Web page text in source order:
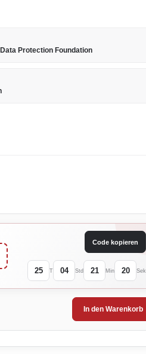
Protection Foundation
Code kopieren
25 T 04 Std 21 Min 20 Sek
In den Warenkorb